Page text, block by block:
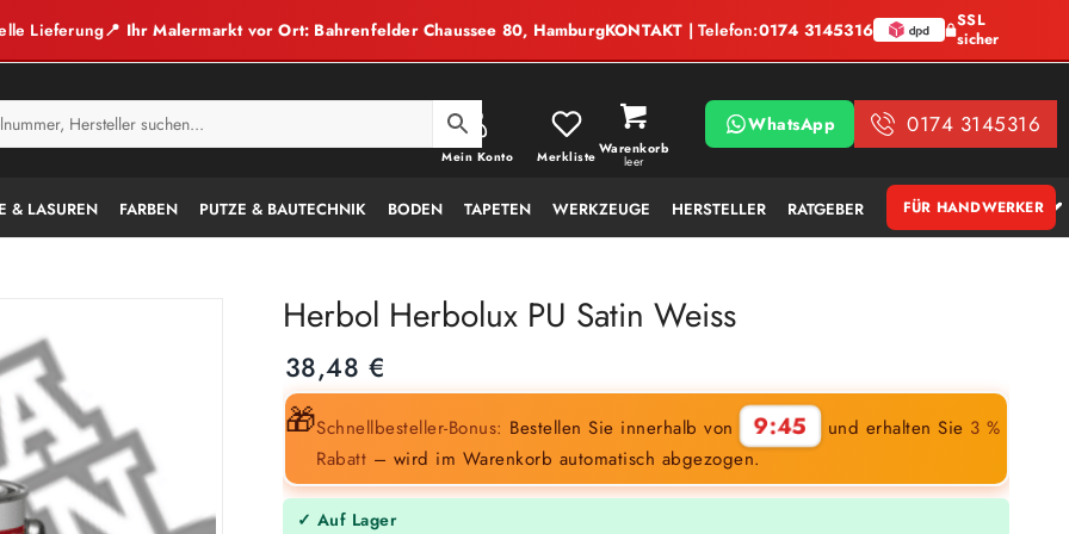
Lieferung📍 Ihr Malermarkt vor Ort: Bahrenfelder Chaussee 80, HamburgKONTAKT | Telefon:0174 3145316
SSL
sicher
Warenkorb
leer
Mein Konto Merkliste
WhatsApp 0174 3145316
& LASUREN FARBEN PUTZE & BAUTECHNIK BODEN TAPETEN WERKZEUGE HERSTELLER RATGEBER FÜR HANDWERKER
Herbol Herbolux PU Satin Weiss
38,48 €
🎁Schnellbesteller-Bonus: Bestellen Sie innerhalb von 9:44 und erhalten Sie 3 %
Rabatt – wird im Warenkorb automatisch abgezogen.
✓ Auf Lager